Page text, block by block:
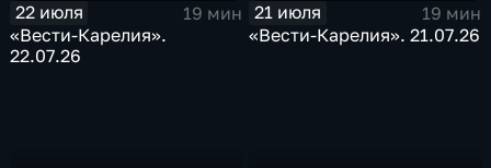
22 июля
19 мин
«Вести-Карелия».
22.07.26
21 июля
19 мин
«Вести-Карелия». 21.07.26